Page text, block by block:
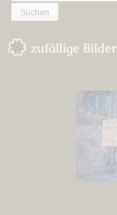
nach:
zufällige Bilder